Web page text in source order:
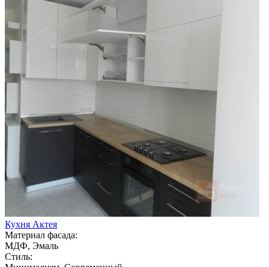
Кухня Актея
Материал фасада:
МДФ, Эмаль
Стиль: